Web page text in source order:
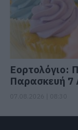
Εορτολόγιο:
Παρασκευή 7